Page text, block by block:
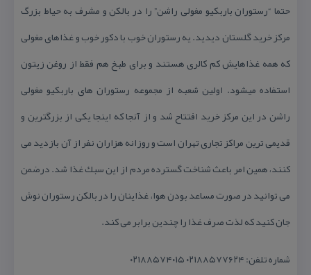
حتما “رستوران باربكیو مغولی راشن” را در بالكن و مشرف به حیاط بزرگ
مركز خرید گلستان دیدید. یه رستوران خوب با دكور خوب و غذاهای مغولی
كه همه غذاهایش كم كالری هستند و برای طبخ هم فقط از روغن زیتون
استفاده میشود. اولین شعبه از مجموعه رستوران های باربكیو مغولی
راشن در این مركز خرید افتتاح شد و از آنجا كه اینجا یكی از بزرگترین و
قدیمی ترین مراكز تجاری تهران است و روزانه هزاران نفر از آن بازدید می
كنند، همین امر باعث شناخت گسترده مردم از این سبك غذا شد. درضمن
می توانید در صورت مساعد بودن هوا، غذاینان را در بالكن رستوران نوش
جان كنید كه لذت صرف غذا را چندین برابر می كند.
شماره تلفن: ۰۲۱۸۸۵۷۷۶۲۴ ۰۲۱۸۸۵۷۴۰۱۵